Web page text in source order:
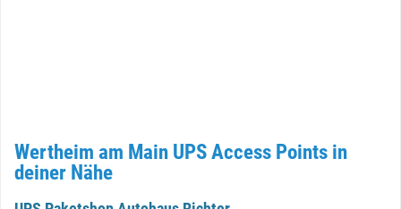
Wertheim am Main UPS Access Points in
deiner Nähe